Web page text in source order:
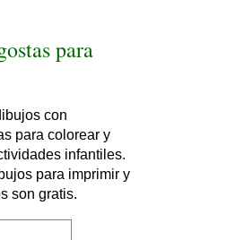
para
con
para colorear y
infantiles.
para imprimir y
son gratis.